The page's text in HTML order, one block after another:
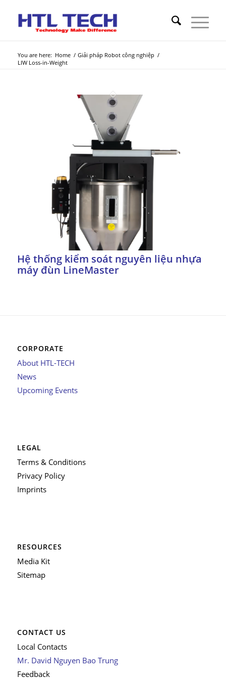
You are here: Home / Giải pháp Robot công nghiệp /
LIW Loss-in-Weight
Hệ thống kiểm soát nguyên liệu nhựa
máy đùn LineMaster
CORPORATE
About HTL-TECH
News
Upcoming Events
LEGAL
Terms & Conditions
Privacy Policy
Imprints
RESOURCES
Media Kit
Sitemap
CONTACT US
Local Contacts
Mr. David Nguyen Bao Trung
Feedback